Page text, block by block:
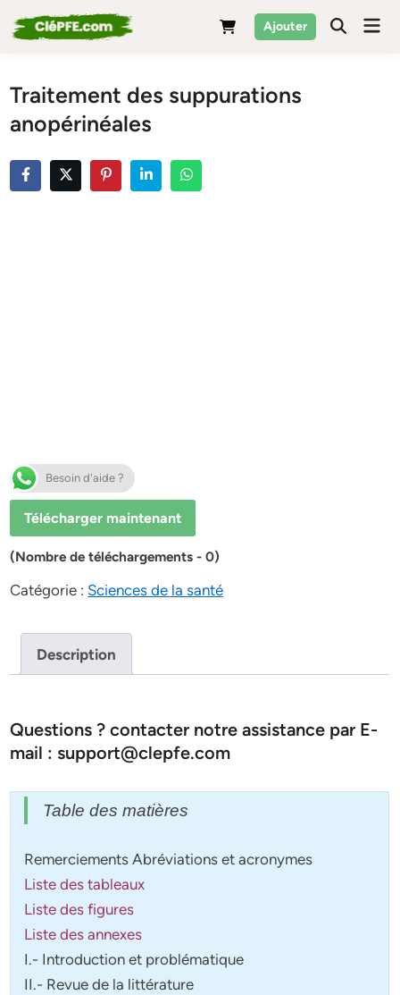
to
Ajouter
Traitement des suppurations
anopérinéales
Besoin d'aide ?
Télécharger maintenant
(Nombre de téléchargements - 0)
Catégorie : Sciences de la santé
Description
Questions ? contacter notre assistance par E-
mail : support@clepfe.com
Table des matières
Remerciements Abréviations et acronymes
Liste des tableaux
Liste des figures
Liste des annexes
I.- Introduction et problématique
II.- Revue de la littérature